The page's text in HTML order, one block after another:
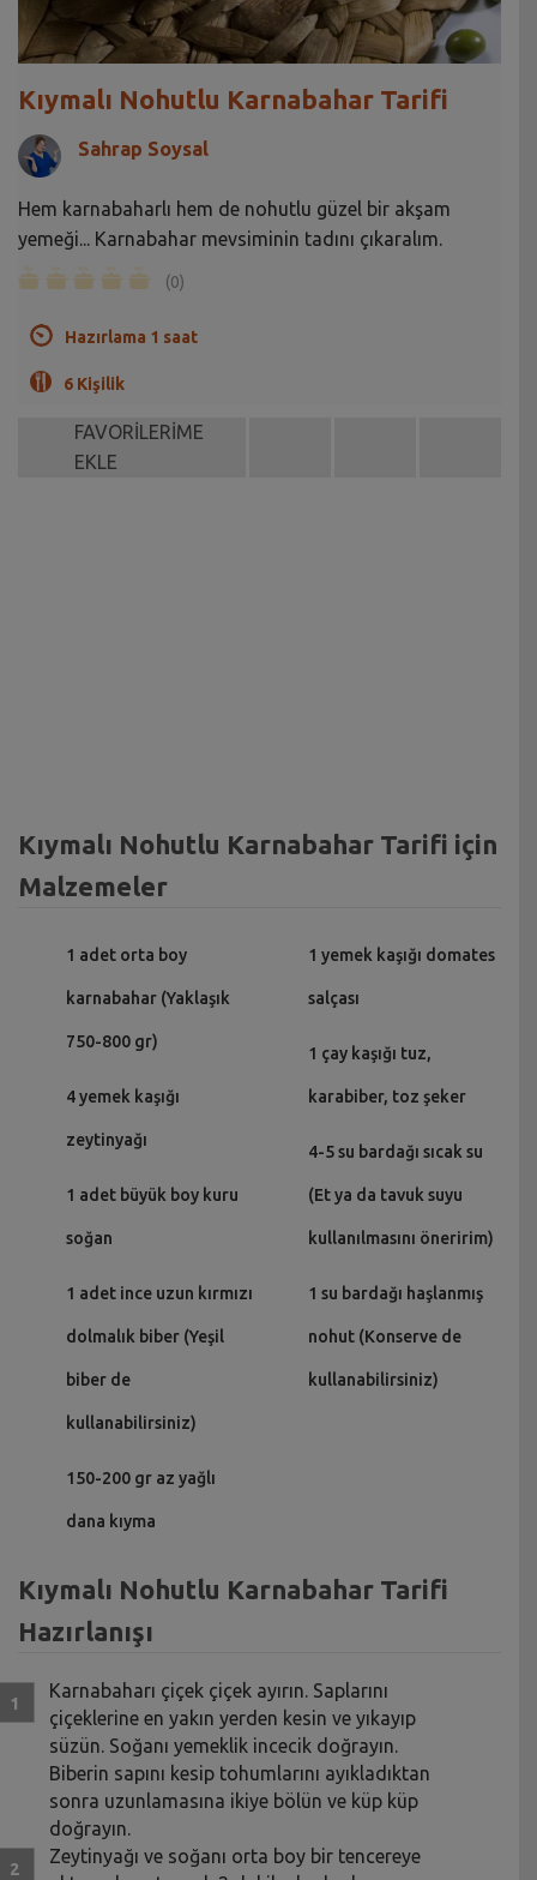
Kıymalı Nohutlu Karnabahar Tarifi
Sahrap Soysal
Hem karnabaharlı hem de nohutlu güzel bir akşam
yemeği... Karnabahar mevsiminin tadını çıkaralım.
(0)
Hazırlama 1 saat
6 Kişilik
FAVORİLERİME
EKLE
Kıymalı Nohutlu Karnabahar Tarifi için
Malzemeler
1 adet orta boy
karnabahar (Yaklaşık
750-800 gr)
4 yemek kaşığı
zeytinyağı
1 adet büyük boy kuru
soğan
1 adet ince uzun kırmızı
dolmalık biber (Yeşil
biber de
kullanabilirsiniz)
150-200 gr az yağlı
dana kıyma
1 yemek kaşığı domates
salçası
1 çay kaşığı tuz,
karabiber, toz şeker
4-5 su bardağı sıcak su
(Et ya da tavuk suyu
kullanılmasını öneririm)
1 su bardağı haşlanmış
nohut (Konserve de
kullanabilirsiniz)
Kıymalı Nohutlu Karnabahar Tarifi
Hazırlanışı
Karnabaharı çiçek çiçek ayırın. Saplarını
çiçeklerine en yakın yerden kesin ve yıkayıp
süzün. Soğanı yemeklik incecik doğrayın.
Biberin sapını kesip tohumlarını ayıkladıktan
sonra uzunlamasına ikiye bölün ve küp küp
doğrayın.
Zeytinyağı ve soğanı orta boy bir tencereye